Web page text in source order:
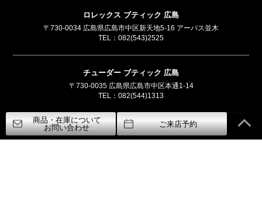
ロレックス ブティック 広島
〒730-0034 広島県広島市中区新天地5-16 アーバス並木
TEL： 082(543)2525
チューダー ブティック 広島
〒730-0035 広島県広島市中区本通1-14
TEL： 082(544)1313
フランク ミュラー ブティック by SHIMOMURA
商品・在庫について
お問い合わせ
ご来店予約